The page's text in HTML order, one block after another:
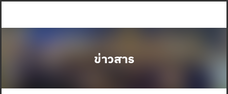
ข่าวสาร